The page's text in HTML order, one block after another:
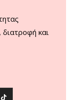
διατροφή και
T